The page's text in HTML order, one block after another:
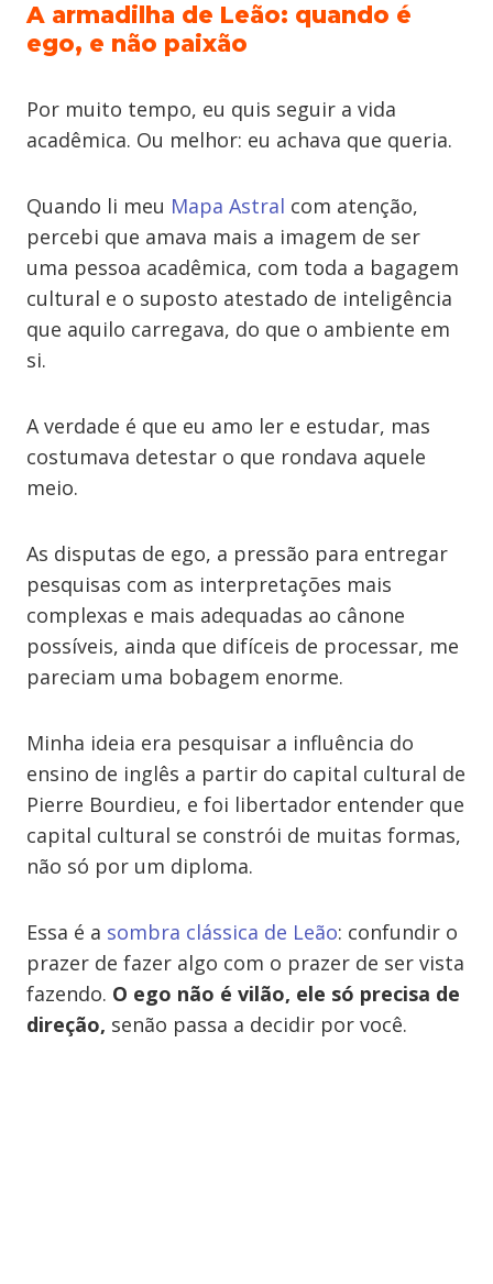
A armadilha de Leão: quando é
ego, e não paixão
Por muito tempo, eu quis seguir a vida
acadêmica. Ou melhor: eu achava que queria.
Quando li meu Mapa Astral com atenção,
percebi que amava mais a imagem de ser
uma pessoa acadêmica, com toda a bagagem
cultural e o suposto atestado de inteligência
que aquilo carregava, do que o ambiente em
si.
A verdade é que eu amo ler e estudar, mas
costumava detestar o que rondava aquele
meio.
As disputas de ego, a pressão para entregar
pesquisas com as interpretações mais
complexas e mais adequadas ao cânone
possíveis, ainda que difíceis de processar, me
pareciam uma bobagem enorme.
Minha ideia era pesquisar a influência do
ensino de inglês a partir do capital cultural de
Pierre Bourdieu, e foi libertador entender que
capital cultural se constrói de muitas formas,
não só por um diploma.
Essa é a sombra clássica de Leão: confundir o
prazer de fazer algo com o prazer de ser vista
fazendo. O ego não é vilão, ele só precisa de
direção, senão passa a decidir por você.